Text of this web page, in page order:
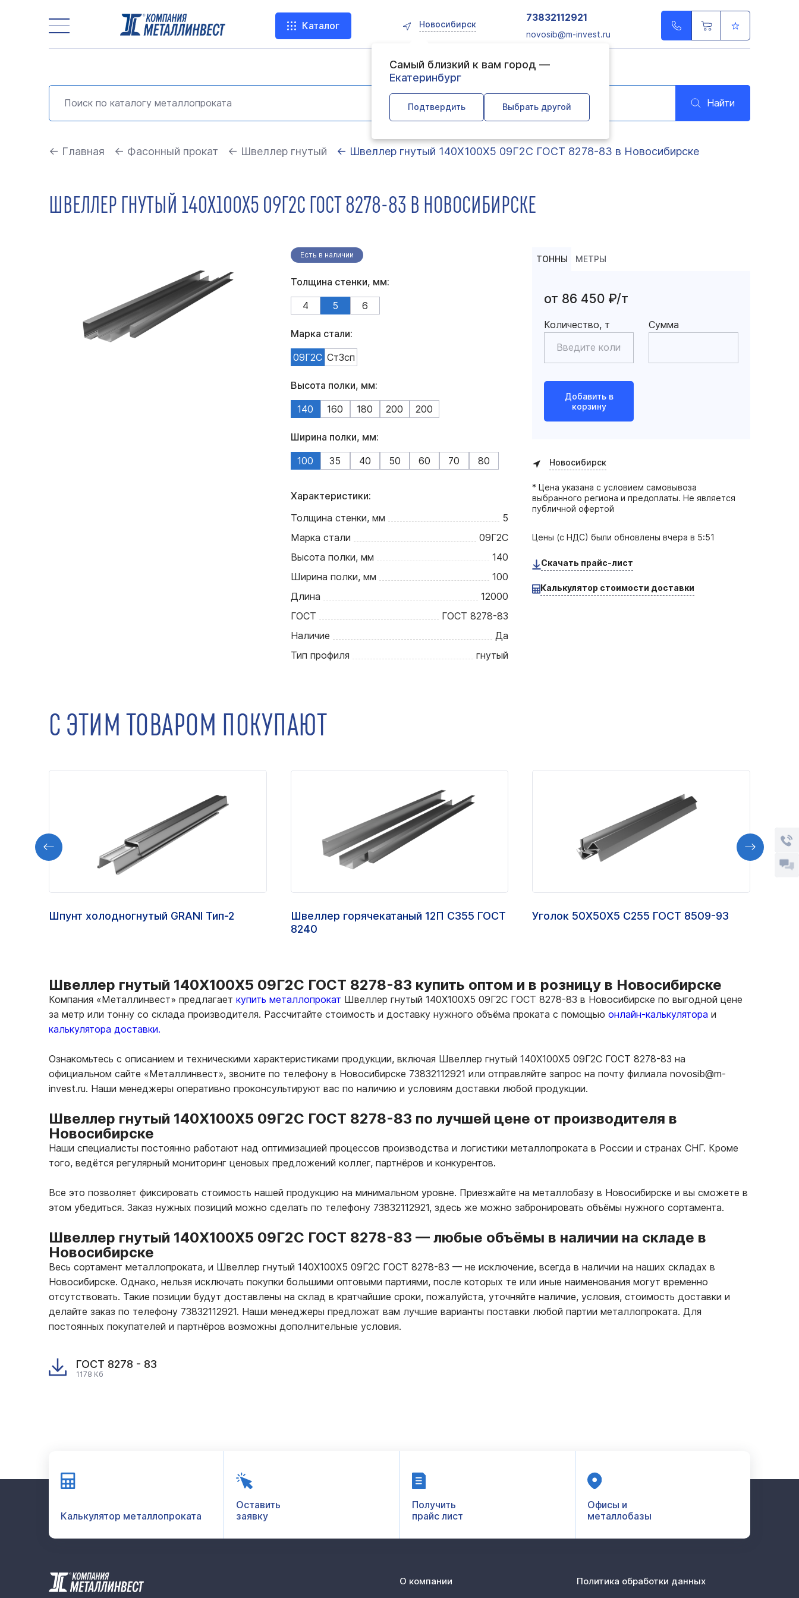
Каталог Новосибирск
Самый близкий к вам город —
Екатеринбург
Подтвердить Выбрать другой
73832112921
novosib@m-invest.ru
Найти
← Главная ← Фасонный прокат ← Швеллер гнутый ← Швеллер гнутый 140Х100Х5 09Г2С ГОСТ 8278-83 в Новосибирске
ШВЕЛЛЕР ГНУТЫЙ 140Х100Х5 09Г2С ГОСТ 8278-83 В НОВОСИБИРСКЕ
Есть в наличии
Толщина стенки, мм:
4
5 6
Марка стали:
09Г2С Ст3сп
Высота полки, мм:
140
160 180 200 200
Ширина полки, мм:
100
35 40 50 60 70 80
Характеристики:
Толщина стенки, мм
5
Марка стали
09Г2С
Высота полки, мм
140
Ширина полки, мм
100
Длина
12000
ГОСТ
ГОСТ 8278-83
Наличие
Да
Тип профиля
гнутый
ТОННЫ МЕТРЫ
от 86 450 ₽/т
Количество, т Сумма
Добавить в
корзину
Новосибирск
* Цена указана с условием самовывоза
выбранного региона и предоплаты. Не является
публичной офертой
Цены (с НДС) были обновленывчера в 5:51
Скачать прайс-лист
Калькулятор стоимости доставки
С ЭТИМ ТОВАРОМ ПОКУПАЮТ
Шпунт холодногнутый GRANI Тип-2
Швеллер горячекатаный 12П С355 ГОСТ
8240
Уголок 50Х50Х5 С255 ГОСТ 8509-93
Швеллер гнутый 140Х100Х5 09Г2С ГОСТ 8278-83 купить оптом и в розницу в Новосибирске
Компания «Металлинвест» предлагает купить металлопрокат Швеллер гнутый 140Х100Х5 09Г2С ГОСТ 8278-83 в Новосибирске по выгодной цене
за метр или тонну со склада производителя. Рассчитайте стоимость и доставку нужного объёма проката с помощью онлайн-калькулятора и
калькулятора доставки.
Ознакомьтесь с описанием и техническими характеристиками продукции, включая Швеллер гнутый 140Х100Х5 09Г2С ГОСТ 8278-83 на
официальном сайте «Металлинвест», звоните по телефону в Новосибирске 73832112921 или отправляйте запрос на почту филиала novosib@m-
invest.ru. Наши менеджеры оперативно проконсультируют вас по наличию и условиям доставки любой продукции.
Швеллер гнутый 140Х100Х5 09Г2С ГОСТ 8278-83 по лучшей цене от производителя в
Новосибирске
Наши специалисты постоянно работают над оптимизацией процессов производства и логистики металлопроката в России и странах СНГ. Кроме
того, ведётся регулярный мониторинг ценовых предложений коллег, партнёров и конкурентов.
Все это позволяет фиксировать стоимость нашей продукцию на минимальном уровне. Приезжайте на металлобазу в Новосибирске и вы сможете в
этом убедиться. Заказ нужных позиций можно сделать по телефону 73832112921, здесь же можно забронировать объёмы нужного сортамента.
Швеллер гнутый 140Х100Х5 09Г2С ГОСТ 8278-83 — любые объёмы в наличии на складе в
Новосибирске
Весь сортамент металлопроката, и Швеллер гнутый 140Х100Х5 09Г2С ГОСТ 8278-83 — не исключение, всегда в наличии на наших складах в
Новосибирске. Однако, нельзя исключать покупки большими оптовыми партиями, после которых те или иные наименования могут временно
отсутствовать. Такие позиции будут доставлены на склад в кратчайшие сроки, пожалуйста, уточняйте наличие, условия, стоимость доставки и
делайте заказ по телефону 73832112921. Наши менеджеры предложат вам лучшие варианты поставки любой партии металлопроката. Для
постоянных покупателей и партнёров возможны дополнительные условия.
ГОСТ 8278 - 83
1178 Кб
Калькулятор металлопроката
Оставить
заявку
Получить
прайс лист
Офисы и
металлобазы
О компании
Политика обработки данных